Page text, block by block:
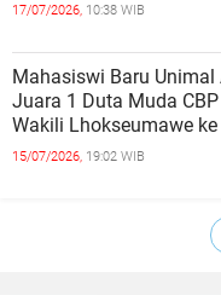
17/07/2026, 10:38 WIB
Mahasiswi Baru Unimal
Juara 1 Duta Muda
Wakili Lhokseumawe
15/07/2026, 19:02 WIB